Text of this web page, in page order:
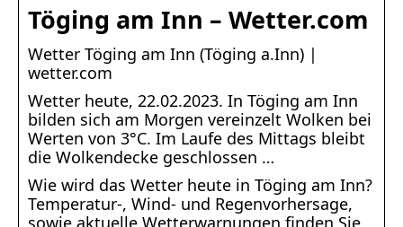
Töging am Inn – Wetter.com
Wetter Töging am Inn (Töging a.Inn) |
wetter.com
Wetter heute, 22.02.2023. In Töging am Inn
bilden sich am Morgen vereinzelt Wolken bei
Werten von 3°C. Im Laufe des Mittags bleibt
die Wolkendecke geschlossen …
Wie wird das Wetter heute in Töging am Inn?
Temperatur-, Wind- und Regenvorhersage,